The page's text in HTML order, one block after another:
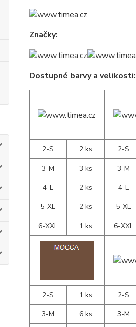
Značky:
Dostupné barvy a velikosti:
2-S
2 ks
3-M
3 ks
4-L
2 ks
5-XL
2 ks
6-XXL
1 ks
2-S
3-M
4-L
5-XL
6-XXL
2-S
1 ks
3-M
6 ks
2-S
3-M